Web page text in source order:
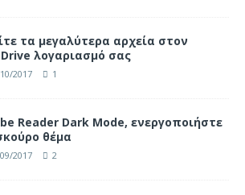
τα μεγαλύτερα αρχεία στον
λογαριασμό σας
2017 1
Reader Dark Mode, ενεργοποιήστε
θέμα
2017 2